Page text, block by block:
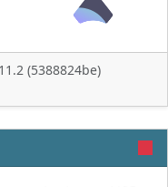
(5388824be)